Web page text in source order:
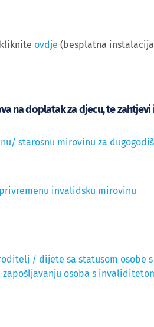
ovdje (besplatna
na doplatak za djecu, te
starosnu mirovinu za
invalidsku mirovinu
/ dijete sa statusom osobe
osoba s